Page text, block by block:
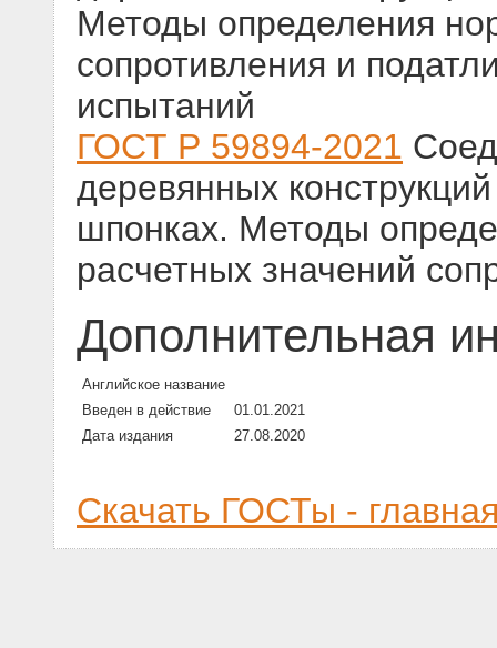
Методы определения
сопротивления и
испытаний
ГОСТ Р 59894-2021
деревянных
шпонках. Методы
расчетных значений
Дополнительная
Английское название
Введен в действие
01.01.2021
Дата издания
27.08.2020
Скачать ГОСТы -